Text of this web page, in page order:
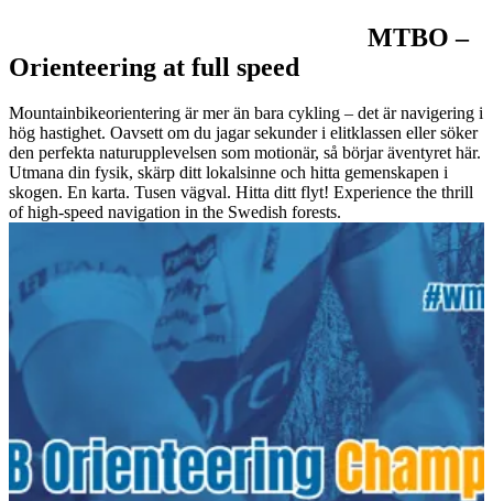
Mountainbikeorientering är mer än bara cykling – det är navigering i
hög hastighet. Oavsett om du jagar sekunder i elitklassen eller söker
den perfekta naturupplevelsen som motionär, så börjar äventyret här.
Utmana din fysik, skärp ditt lokalsinne och hitta gemenskapen i
skogen. En karta. Tusen vägval. Hitta ditt flyt! Experience the thrill
of high-speed navigation in the Swedish forests.